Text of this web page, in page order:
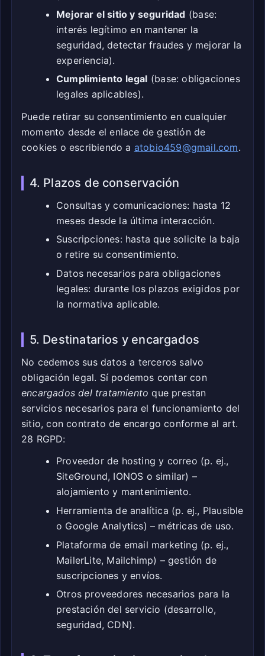
Mejorar el sitio y seguridad (base:
interés legítimo en mantener la
seguridad, detectar fraudes y mejorar la
experiencia).
Cumplimiento legal (base: obligaciones
legales aplicables).
Puede retirar su consentimiento en cualquier
momento desde el enlace de gestión de
cookies o escribiendo a atobio459@gmail.com.
4. Plazos de conservación
Consultas y comunicaciones: hasta 12
meses desde la última interacción.
Suscripciones: hasta que solicite la baja
o retire su consentimiento.
Datos necesarios para obligaciones
legales: durante los plazos exigidos por
la normativa aplicable.
5. Destinatarios y encargados
No cedemos sus datos a terceros salvo
obligación legal. Sí podemos contar con
encargados del tratamiento que prestan
servicios necesarios para el funcionamiento del
sitio, con contrato de encargo conforme al art.
28 RGPD:
Proveedor de hosting y correo (p. ej.,
SiteGround, IONOS o similar) –
alojamiento y mantenimiento.
Herramienta de analítica (p. ej., Plausible
o Google Analytics) – métricas de uso.
Plataforma de email marketing (p. ej.,
MailerLite, Mailchimp) – gestión de
suscripciones y envíos.
Otros proveedores necesarios para la
prestación del servicio (desarrollo,
seguridad, CDN).